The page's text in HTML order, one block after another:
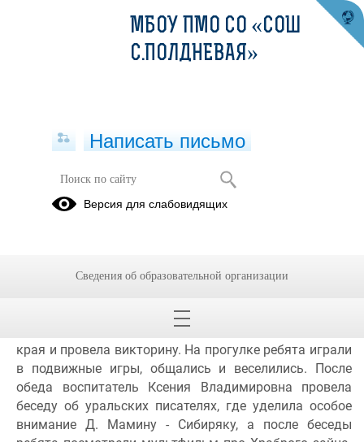
4 День - День Родного края
был посвящён теме  Родного края. В этот день в гости
Александровна Чудинова, которая провела беседу о
важности бережного отношения к природе родного
края и провела викторину. На прогулке ребята играли
в подвижные игры, общались и веселились. После
обеда воспитатель Ксения Владимировна провела
беседу об уральских писателях, где уделила особое
внимание Д. Мамину - Сибиряку, а после беседы
МБОУ ПМО СО «СОШ
С.ПОЛДНЕВАЯ»
Написать письмо
Версия для слабовидящих
Сведения об образовательной организации